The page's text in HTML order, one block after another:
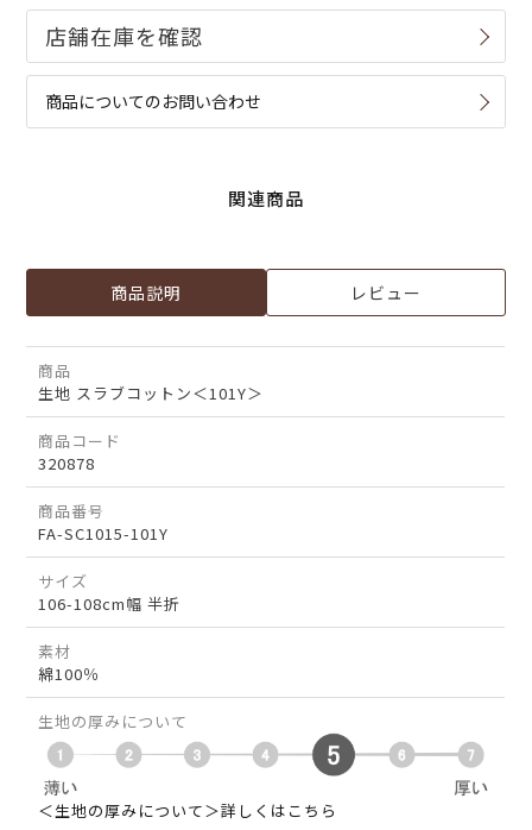
商品についてのお問い合わせ
関連商品
商品説明 レビュー
商品
生地 スラブコットン＜101Y＞
商品コード
320878
商品番号
FA-SC1015-101Y
サイズ
106-108cm幅 半折
素材
綿100％
生地の厚みについて
＜生地の厚みについて＞詳しくはこちら